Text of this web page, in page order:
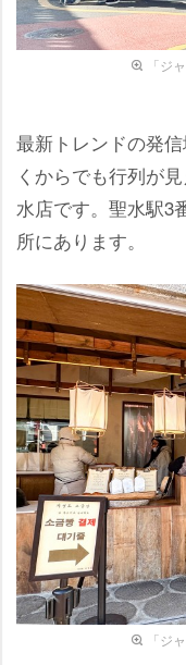
「ジ
最新トレンドの発
くからでも行列が
水店です。聖水駅3
所にあります。
「ジ